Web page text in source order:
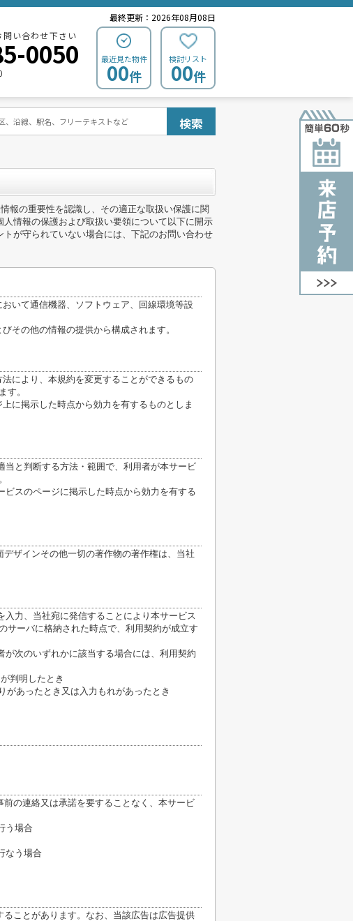
最終更新：2026年08月08日
い合わせ下さい
0050 最近見た物件
00件
検討リスト
00件
検索
報の重要性を認識し、その適正な取扱い保護に関
情報の保護および取扱い要領について以下に開示
が守られていない場合には、下記のお問い合わせ
いて通信機器、ソフトウェア、回線環境等設
その他の情報の提供から構成されます。
により、本規約を変更することができるもの
す。
に掲示した時点から効力を有するものとしま
当と判断する方法・範囲で、利用者が本サービ
ビスのページに掲示した時点から効力を有する
ザインその他一切の著作物の著作権は、当社
入力、当社宛に発信することにより本サービス
サーバに格納された時点で、利用契約が成立す
が次のいずれかに該当する場合には、利用契約
判明したとき
があったとき又は入力もれがあったとき
の連絡又は承諾を要することなく、本サービ
う場合
なう場合
ことがあります。なお、当該広告は広告提供